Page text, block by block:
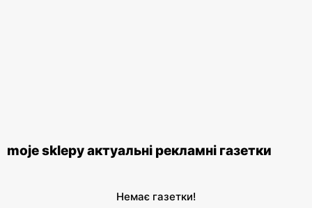
moje sklepy актуальні рекламні газетки
Немає газетки!